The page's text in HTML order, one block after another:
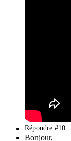
Répondre #10
Bonjour,